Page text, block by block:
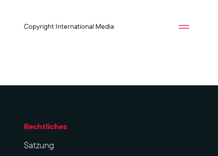
Copyright International Media
Rechtliches
Sat­zung